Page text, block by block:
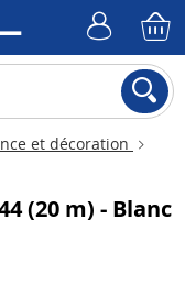
et décoration
(20 m) - Blanc